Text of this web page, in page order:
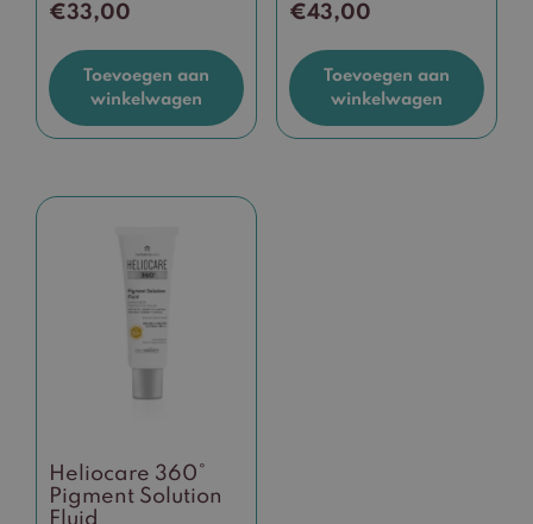
€33,00
Toevoegen aan
winkelwagen
€43,00
Toevoegen aan
winkelwagen
Heliocare 360°
Pigment Solution
Fluid